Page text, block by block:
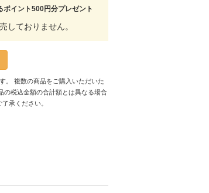
ポイント500円分プレゼント
しておりません。
。 複数の商品をご購入いただいた
の税込金額の合計額とは異なる場合
承ください。